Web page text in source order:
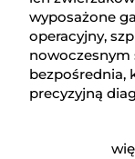
wyposażone
operacyjny,
nowoczesnym
bezpośrednia,
precyzyjną